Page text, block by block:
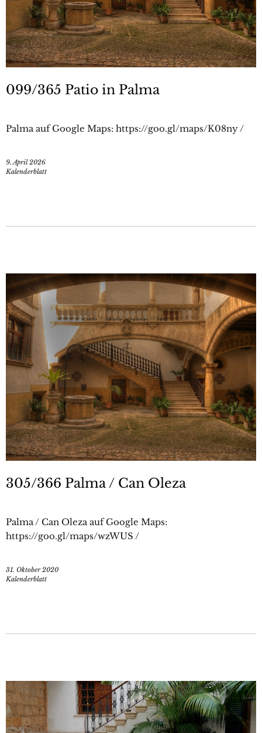
099/365 Patio in Palma
Palma auf Google Maps: https://goo.gl/maps/K08ny /
9. April 2026
Kalenderblatt
305/366 Palma / Can Oleza
Palma / Can Oleza auf Google Maps:
https://goo.gl/maps/wzWUS /
31. Oktober 2020
Kalenderblatt